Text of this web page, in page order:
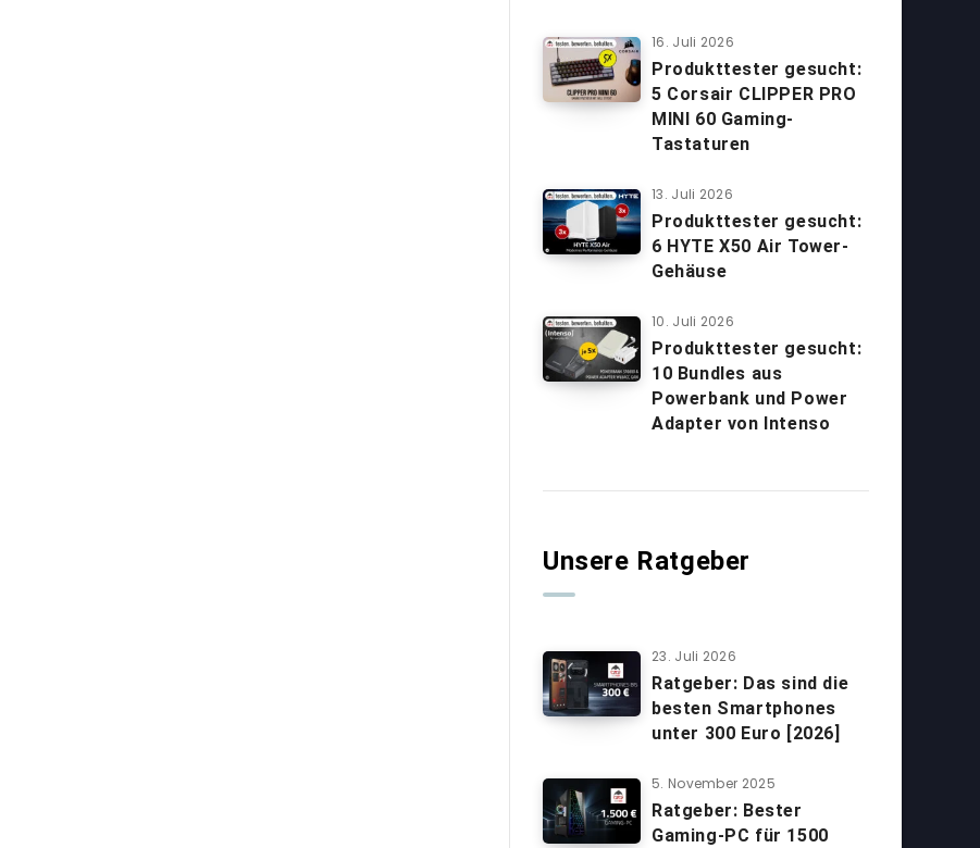
16. Juli 2026
Produkttester gesucht:
5 Corsair CLIPPER PRO
MINI 60 Gaming-
Tastaturen
13. Juli 2026
Produkttester gesucht:
6 HYTE X50 Air Tower-
Gehäuse
10. Juli 2026
Produkttester gesucht:
10 Bundles aus
Powerbank und Power
Adapter von Intenso
Unsere Ratgeber
23. Juli 2026
Ratgeber: Das sind die
besten Smartphones
unter 300 Euro [2026]
5. November 2025
Ratgeber: Bester
Gaming-PC für 1500